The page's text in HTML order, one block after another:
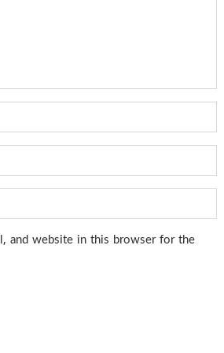
and website in this browser for the